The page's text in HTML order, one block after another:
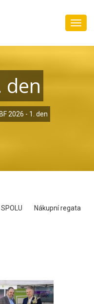
den
2026 - 1. den
Nákupní regata